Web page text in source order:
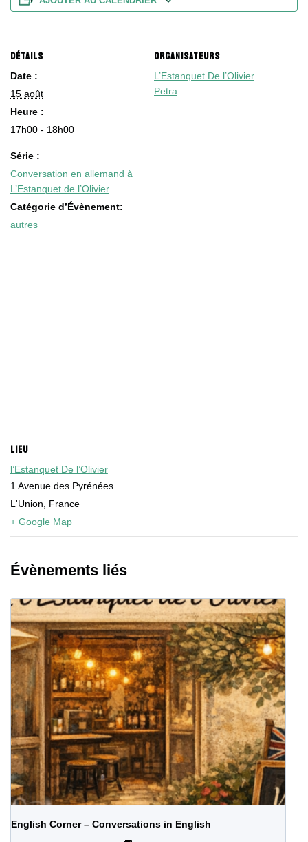
DÉTAILS
Date :
15 août
Heure :
17h00 - 18h00
Série :
Conversation en allemand à
L’Estanquet de l’Olivier
Catégorie d’Évènement:
autres
ORGANISATEURS
L’Estanquet De l’Olivier
Petra
LIEU
l’Estanquet De l’Olivier
1 Avenue des Pyrénées
L'Union
France
+ Google Map
Évènements liés
English Corner – Conversations in English